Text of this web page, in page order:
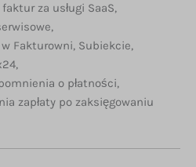
za usługi SaaS,
Fakturowni, Subiekcie,
o płatności,
zapłaty po zaksięgowaniu